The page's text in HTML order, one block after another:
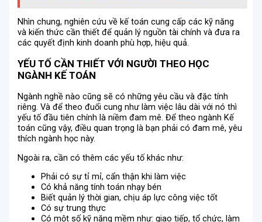
Nhìn chung, nghiên cứu về kế toán cung cấp các kỹ năng
và kiến ​​thức cần thiết để quản lý nguồn tài chính và đưa ra
các quyết định kinh doanh phù hợp, hiệu quả.
YẾU TỐ CẦN THIẾT VỚI NGƯỜI THEO HỌC
NGÀNH KẾ TOÁN
Ngành nghề nào cũng sẽ có những yêu cầu và đặc tính
riêng. Và để theo đuổi cung như làm việc lâu dài với nó thì
yếu tố đầu tiên chính là niềm đam mê. Để theo ngành Kế
toán cũng vậy, điều quan trọng là bạn phải có đam mê, yêu
thích ngành học này.
Ngoài ra, cần có thêm các yếu tố khác như:
Phải có sự tỉ mỉ, cẩn thận khi làm việc
Có khả năng tính toán nhạy bén
Biết quản lý thời gian, chịu áp lực công việc tốt
Có sự trung thực
Có một số kỹ năng mềm như: giao tiếp, tổ chức, làm